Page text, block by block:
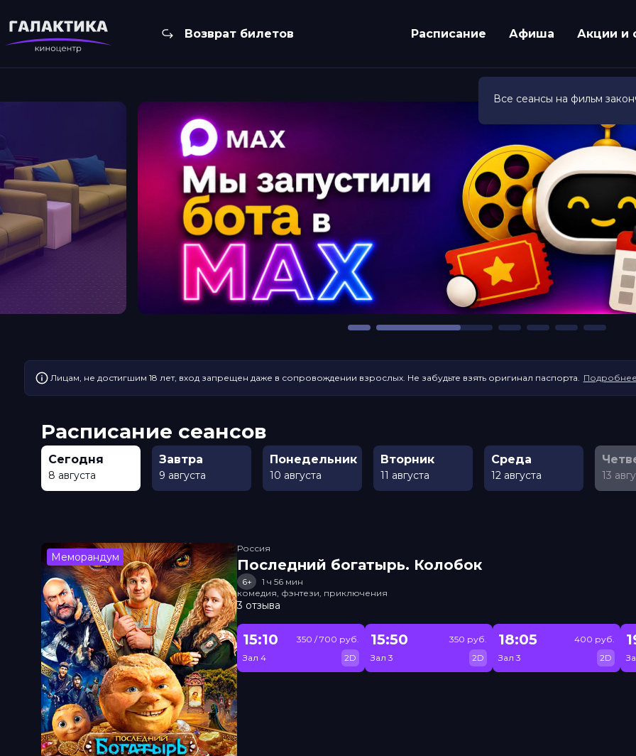
Возврат билетов Расписание Афиша Акции и
Лицам, не достигшим 18 лет, вход запрещен даже в сопровождении взрослых. Не забудьте взять оригинал паспорта. Подробнее
Расписание сеансов
Сегодня
8 августа
Завтра
9 августа
Понедельник
10 августа
Вторник
11 августа
Среда
12 августа 13
Меморандум
Россия
Последний богатырь. Колобок
6+
1 ч 56 мин
комедия, фэнтези, приключения
3 отзыва
15:10
Зал 4
350 / 700 руб.
2D
15:50
Зал 3
350 руб.
2D
18:05
Зал 3
400 руб.
2D